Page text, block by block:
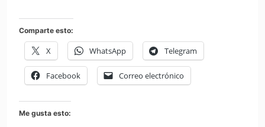
Comparte esto:
X WhatsApp Telegram
Facebook Correo electrónico
Me gusta esto: